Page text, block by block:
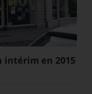
intérim en 2015